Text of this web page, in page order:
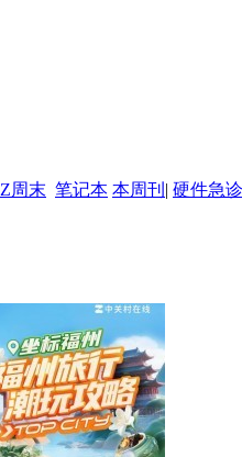
Z周末 笔记本 本周刊 | 硬件急